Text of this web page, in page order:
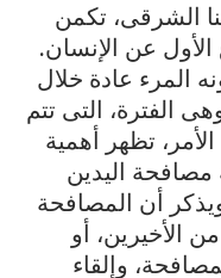
الشرقى، تكمن
عن الإنسان.
المرء عادة خلال
الفترة، التى تتم
تظهر أهمية
مصافحة اليدين
أن المصافحة
أو
وإلقاء